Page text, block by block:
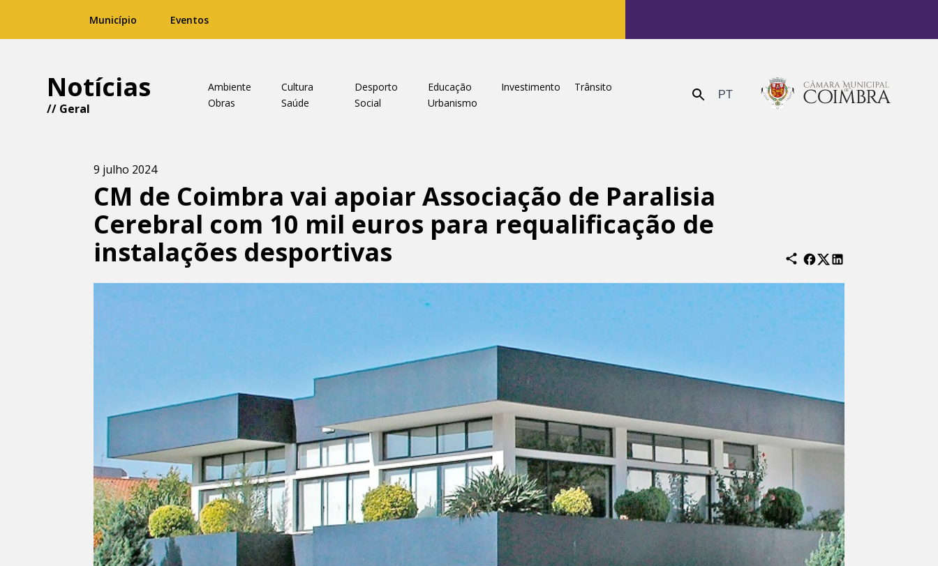
Município Eventos
Notícias
// Geral
Ambiente Cultura Desporto Educação Investimento
Trânsito
Obras
Saúde Social Urbanismo Enviar PT
9 julho 2024
CM de Coimbra vai apoiar Associação de Paralisia
Cerebral com 10 mil euros para requalificação de
instalações desportivas